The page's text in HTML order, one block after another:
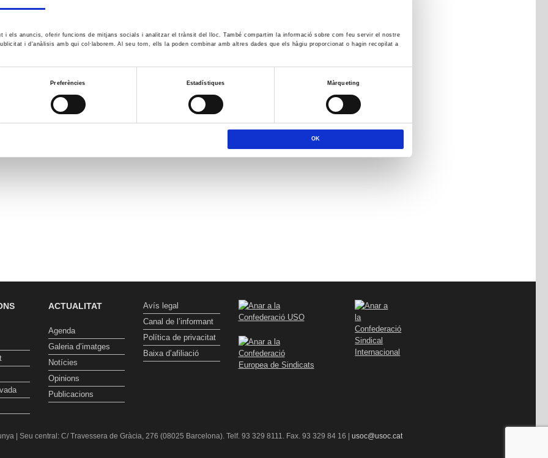
i els anuncis, oferir funcions de mitjans socials i analitzar el trànsit del lloc. També compartim la informació sobre com feu servir el nostre
i d'anàlisis amb qui col·laborem. Al seu torn, ells la poden combinar amb altres dades que els hàgiu proporcionat o hagin recopilat a
Preferències Estadístiques Màrqueting
OK
ACTUALITAT
Agenda
Galeria d’imatges
Notícies
Opinions
Publicacions
Avís legal
Canal de l’informant
Política de privacitat
Baixa d’afiliació
| Seu central: C/ Travessera de Gràcia, 276 (08025 Barcelona). Telf. 93 329 8111. Fax. 93 329 84 16 | usoc@usoc.cat